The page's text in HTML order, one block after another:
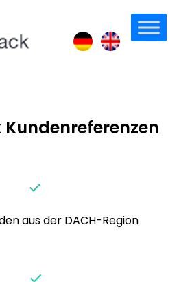
aus der DACH-Region